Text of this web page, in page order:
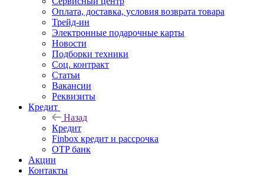
Оплата, доставка, условия возврата товара
Трейд-ин
Электронные подарочные карты
Новости
Подборки техники
Соц. контракт
Статьи
Вакансии
Реквизиты
Кредит
Назад
Кредит
Finbox кредит и рассрочка
OTP банк
Акции
Контакты